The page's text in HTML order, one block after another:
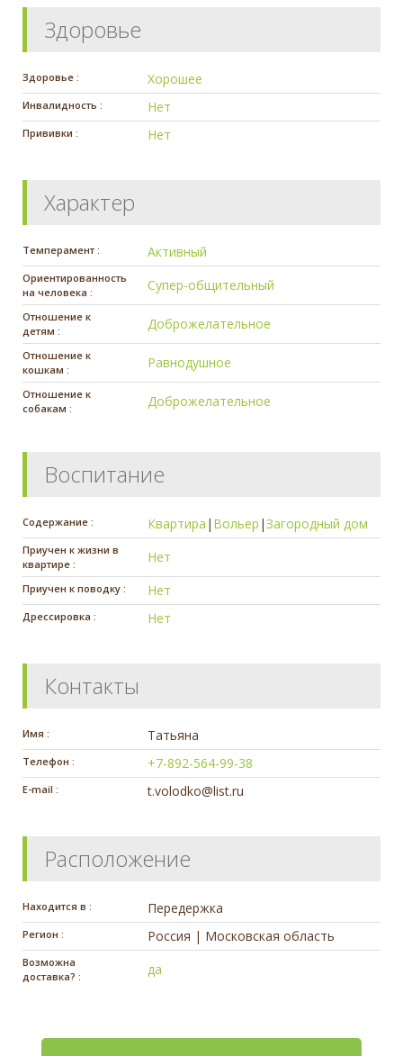
Здоровье
Здоровье : Хорошее
Инвалидность : Нет
Прививки : Нет
Характер
Темперамент : Активный
Ориентированность
на человека :
Супер-общительный
Отношение к
детям :
Доброжелательное
Отношение к
кошкам :
Равнодушное
Отношение к
собакам :
Доброжелательное
Воспитание
Содержание : Квартира | Вольер |Загородный дом
Приучен к жизни в
квартире :
Нет
Приучен к поводку : Нет
Дрессировка : Нет
Контакты
Имя : Татьяна
Телефон : +7-892-564-99-38
E-mail : t.volodko@list.ru
Расположение
Находится в : Передержка
Регион : Россия | Московская область
Возможна
доставка? :
да